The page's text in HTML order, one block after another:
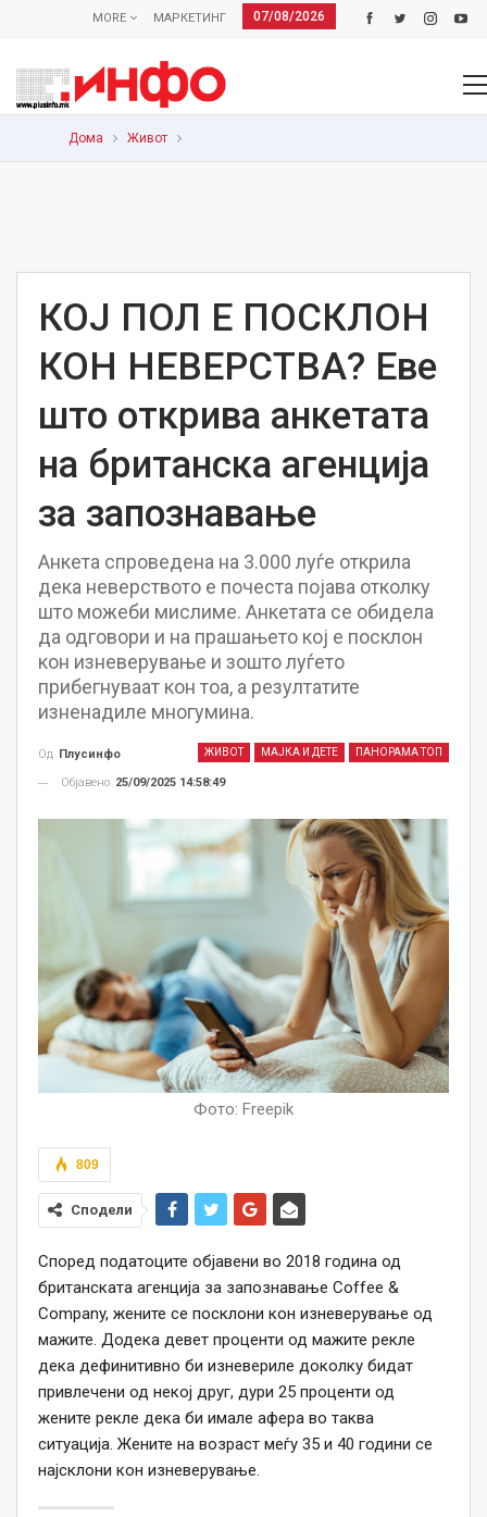
07/08/2026
МАРКЕТИНГ
MORE
Дома Живот
КОЈ ПОЛ Е ПОСКЛОН
КОН НЕВЕРСТВА? Еве
што открива анкетата
на британска агенција
за запознавање
Анкета спроведена на 3.000 луѓе открила
дека неверството е почеста појава отколку
што можеби мислиме. Анкетата се обидела
да одговори и на прашањето кој е посклон
кон изневерување и зошто луѓето
прибегнуваат кон тоа, а резултатите
изненадиле многумина.
ЖИВОТ МАЈКА И ДЕТЕ ПАНОРАМА ТОП
Од Плусинфо
Објавено 25/09/2025 14:58:49
Фото: Freepik
809
Сподели
Според податоците објавени во 2018 година од
британската агенција за запознавање Coffee &
Company, жените се посклони кон изневерување од
мажите. Додека девет проценти од мажите рекле
дека дефинитивно би изневериле доколку бидат
привлечени од некој друг, дури 25 проценти од
жените рекле дека би имале афера во таква
ситуација. Жените на возраст меѓу 35 и 40 години се
најсклони кон изневерување.